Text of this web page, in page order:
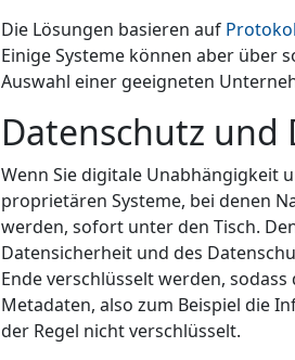
Die Lösungen basieren auf
Einige Systeme können aber über
Auswahl einer geeigneten
Datenschutz und
Wenn Sie digitale Unabhängigkeit
proprietären Systeme, bei denen
werden, sofort unter den Tisch.
Datensicherheit und des
Ende verschlüsselt werden,
Metadaten, also zum Beispiel die
der Regel nicht verschlüsselt.